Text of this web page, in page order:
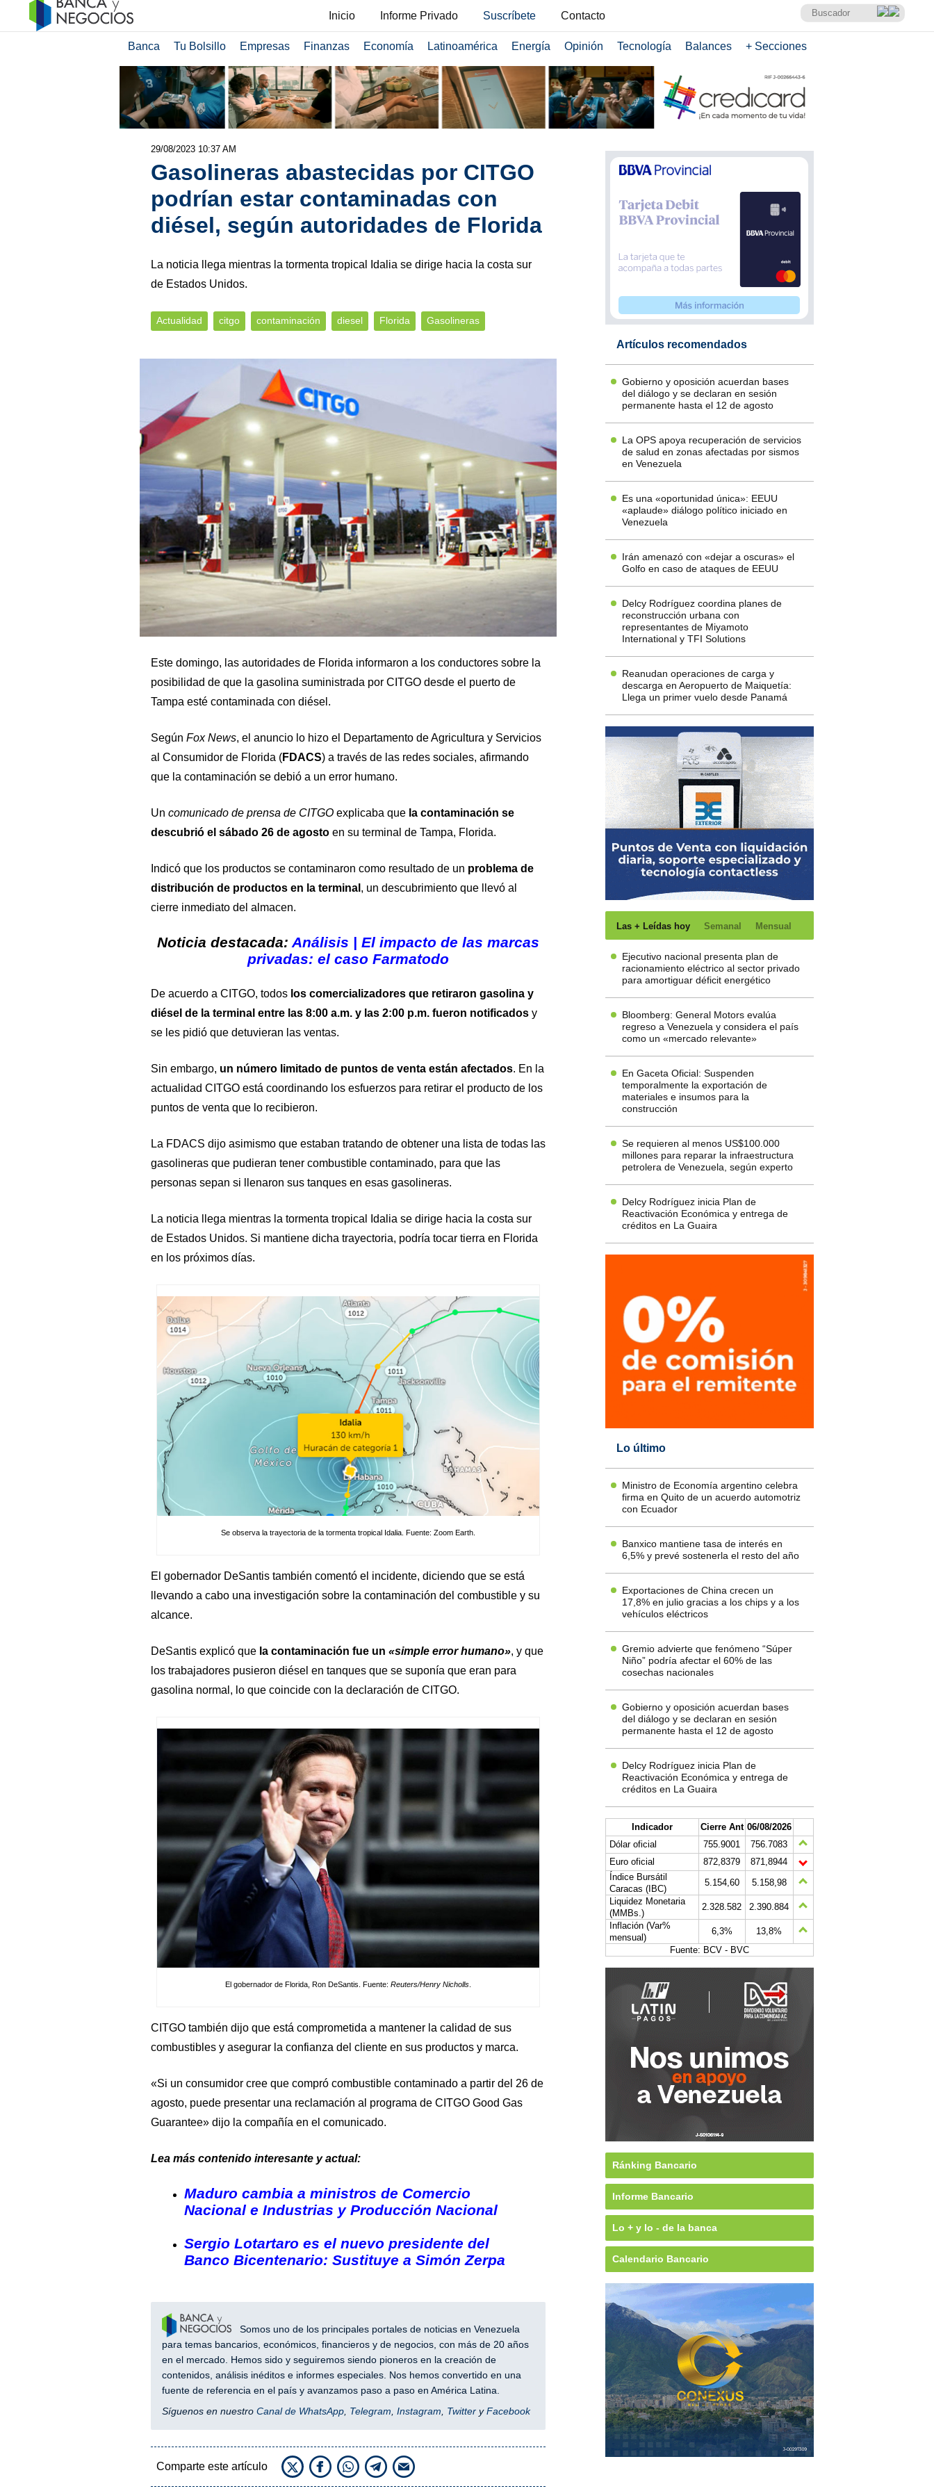
Inicio Informe Privado Suscríbete Contacto
Banca Tu Bolsillo Empresas Finanzas Economía Latinoamérica Energía Opinión Tecnología Balances + Secciones
29/08/2023 10:37 AM
Gasolineras abastecidas por CITGO
podrían estar contaminadas con
diésel, según autoridades de Florida
La noticia llega mientras la tormenta tropical Idalia se dirige hacia la costa sur
de Estados Unidos.
Actualidad citgo contaminación diesel Florida Gasolineras
Este domingo, las autoridades de Florida informaron a los conductores sobre la
posibilidad de que la gasolina suministrada por CITGO desde el puerto de
Tampa esté contaminada con diésel.
Según Fox News, el anuncio lo hizo el Departamento de Agricultura y Servicios
al Consumidor de Florida (FDACS) a través de las redes sociales, afirmando
que la contaminación se debió a un error humano.
Un comunicado de prensa de CITGOexplicaba que la contaminación se
descubrió el sábado 26 de agostoen su terminal de Tampa, Florida.
Indicó que los productos se contaminaron como resultado de un problema de
distribución de productos en la terminal , un descubrimiento que llevó al
cierre inmediato del almacen.
Noticia destacada: Análisis | El impacto de las marcas
privadas: el caso Farmatodo
De acuerdo a CITGO, todoslos comercializadores que retiraron gasolina y
diésel de la terminal entre las 8:00 a.m. y las 2:00 p.m. fueron notificadosy
se les pidió que detuvieran las ventas.
Sin embargo, un número limitado de puntos de venta están afectados. En la
actualidad CITGO está coordinando los esfuerzos para retirar el producto de los
puntos de venta que lo recibieron.
La FDACS dijo asimismo que estaban tratando de obtener una lista de todas las
gasolineras que pudieran tener combustible contaminado, para que las
personas sepan si llenaron sus tanques en esas gasolineras.
La noticia llega mientras la tormenta tropical Idalia se dirige hacia la costa sur
de Estados Unidos. Si mantiene dicha trayectoria, podría tocar tierra en Florida
en los próximos días.
Se observa la trayectoria de la tormenta tropical Idalia. Fuente: Zoom Earth.
El gobernador DeSantis también comentó el incidente, diciendo que se está
llevando a cabo una investigación sobre la contaminación del combustible y su
alcance.
DeSantis explicó que la contaminación fue un «simple error humano», y que
los trabajadores pusieron diésel en tanques que se suponía que eran para
gasolina normal, lo que coincide con la declaración de CITGO.
El gobernador de Florida, Ron DeSantis. Fuente: Reuters/Henry Nicholls.
CITGO también dijo que está comprometida a mantener la calidad de sus
combustibles y asegurar la confianza del cliente en sus productos y marca.
«Si un consumidor cree que compró combustible contaminado a partir del 26 de
agosto, puede presentar una reclamación al programa de CITGO Good Gas
Guarantee» dijo la compañía en el comunicado.
Lea más contenido interesante y actual:
Maduro cambia a ministros de Comercio
Nacional e Industrias y Producción Nacional
Sergio Lotartaro es el nuevo presidente del
Banco Bicentenario: Sustituye a Simón Zerpa
Somos uno de los principales portales de noticias en Venezuela
para temas bancarios, económicos, financieros y de negocios, con más de 20 años
en el mercado. Hemos sido y seguiremos siendo pioneros en la creación de
contenidos, análisis inéditos e informes especiales. Nos hemos convertido en una
fuente de referencia en el país y avanzamos paso a paso en América Latina.
Síguenos en nuestro Canal de WhatsApp, Telegram Instagram TwitteryFacebook
Comparte este artículo
Artículos recomendados
Gobierno y oposición acuerdan bases
del diálogo y se declaran en sesión
permanente hasta el 12 de agosto
La OPS apoya recuperación de servicios
de salud en zonas afectadas por sismos
en Venezuela
Es una «oportunidad única»: EEUU
«aplaude» diálogo político iniciado en
Venezuela
Irán amenazó con «dejar a oscuras» el
Golfo en caso de ataques de EEUU
Delcy Rodríguez coordina planes de
reconstrucción urbana con
representantes de Miyamoto
International y TFI Solutions
Reanudan operaciones de carga y
descarga en Aeropuerto de Maiquetía:
Llega un primer vuelo desde Panamá
Las + Leídas hoy Semanal Mensual
Ejecutivo nacional presenta plan de
racionamiento eléctrico al sector privado
para amortiguar déficit energético
Bloomberg: General Motors evalúa
regreso a Venezuela y considera el país
como un «mercado relevante»
En Gaceta Oficial: Suspenden
temporalmente la exportación de
materiales e insumos para la
construcción
Se requieren al menos US$100.000
millones para reparar la infraestructura
petrolera de Venezuela, según experto
Delcy Rodríguez inicia Plan de
Reactivación Económica y entrega de
créditos en La Guaira
Lo último
Ministro de Economía argentino celebra
firma en Quito de un acuerdo automotriz
con Ecuador
Banxico mantiene tasa de interés en
6,5% y prevé sostenerla el resto del año
Exportaciones de China crecen un
17,8% en julio gracias a los chips y a los
vehículos eléctricos
Gremio advierte que fenómeno “Súper
Niño” podría afectar el 60% de las
cosechas nacionales
Gobierno y oposición acuerdan bases
del diálogo y se declaran en sesión
permanente hasta el 12 de agosto
Delcy Rodríguez inicia Plan de
Reactivación Económica y entrega de
créditos en La Guaira
Indicador Cierre Ant 06/08/2026
Dólar oficial
755.9001
756.7083
Euro oficial
872,8379
871,8944
Índice Bursátil
Caracas (IBC)
5.154,60
5.158,98
Liquidez Monetaria
(MMBs.)
2.328.582
2.390.884
Inflación (Var%
mensual)
6,3%
13,8%
Fuente: BCV - BVC
Ránking Bancario
Informe Bancario
Lo + y lo - de la banca
Calendario Bancario